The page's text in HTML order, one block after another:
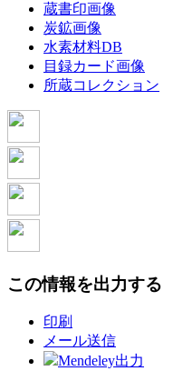
蔵書印画像
炭鉱画像
水素材料DB
目録カード画像
所蔵コレクション
この情報を出力する
印刷
メール送信
Mendeley出力